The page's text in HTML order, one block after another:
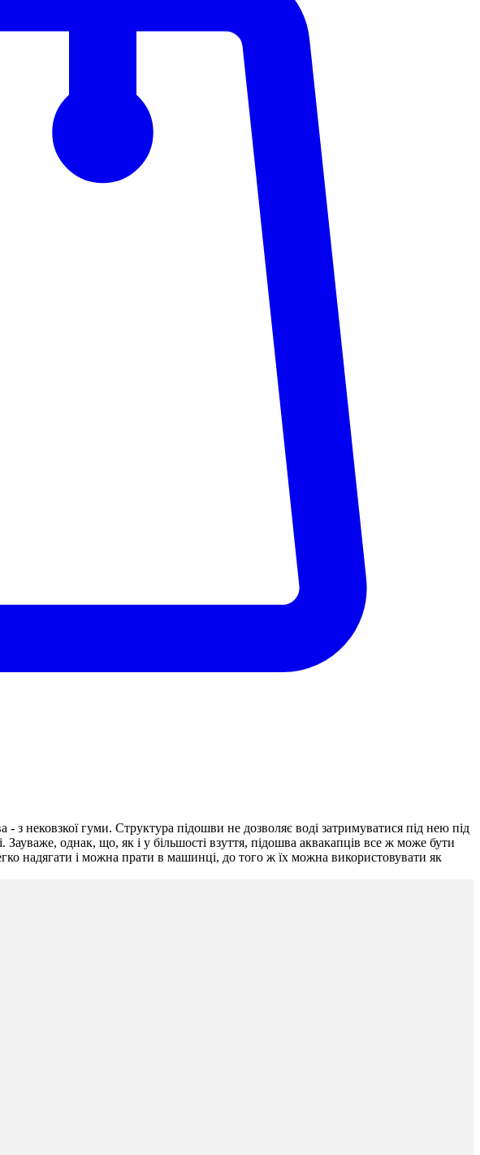
нековзкої гуми. Структура підошви не дозволяє воді затримуватися під нею під
однак, що, як і у більшості взуття, підошва аквакапців все ж може бути
надягати і можна прати в машинці, до того ж їх можна використовувати як